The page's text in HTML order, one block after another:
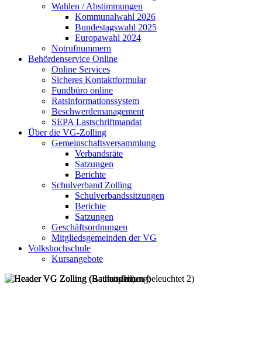
Wahlen / Abstimmungen
Kommunalwahl 2026
Bundestagswahl 2025
Europawahl 2024
Notrufnummern
Behördenservice Online
Online Services
Sicheres Kontaktformular
Fundbüro online
Ratsinformationssystem
Beschwerdemanagement
SEPA Lastschriftmandat
Über die VG-Zolling
Gemeinschaftsversammlung
Verbandsräte
Satzungen
Berichte
Schulverband Zolling
Schulverbandssitzungen
Berichte
Satzungen
Geschäftsordnungen
Mitgliedsgemeinden der VG
Volkshochschule
Kursangebote